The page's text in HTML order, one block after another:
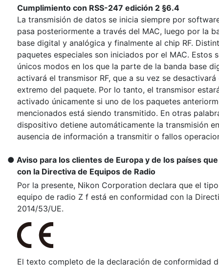
Cumplimiento con RSS-247 edición 2 §6.4
La transmisión de datos se inicia siempre por
pasa posteriormente a través del MAC, luego por la
base digital y analógica y finalmente al chip RF.
paquetes especiales son iniciados por el MAC. Estos
únicos modos en los que la parte de la banda base
activará el transmisor RF, que a su vez se desactivará
extremo del paquete. Por lo tanto, el transmisor
activado únicamente si uno de los paquetes
mencionados está siendo transmitido. En otras
dispositivo detiene automáticamente la transmisión
ausencia de información a transmitir o fallos
Aviso para los clientes de Europa y de los países
con la Directiva de Equipos de Radio
Por la presente, Nikon Corporation declara que el
equipo de radio Z f está en conformidad con la
2014/53/UE.
El texto completo de la declaración de conformidad